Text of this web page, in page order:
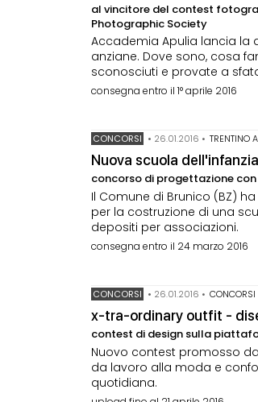
al vincitore del contest
Photographic Society
Accademia Apulia lancia la
anziane. Dove sono, cosa
sconosciuti e provate a
consegna entro il 1° aprile 2016
CONCORSI • 26.01.2016 • TRENTINO
Nuova scuola
concorso di progettazione
Il Comune di Brunico (BZ)
per la costruzione di una
depositi per associazioni.
consegna entro il 24 marzo 2016
CONCORSI • 26.01.2016 •
x-tra-ordinary outfit -
contest di design sulla
Nuovo contest promosso
da lavoro alla moda e
quotidiana.